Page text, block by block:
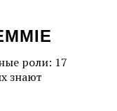
роли: 17
знают